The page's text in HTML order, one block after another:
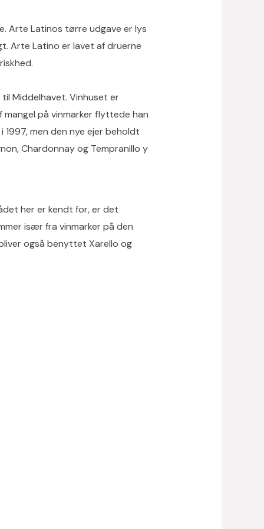
Arte Latinos tørre udgave er lys
Arte Latino er lavet af druerne
Middelhavet. Vinhuset er
mangel på vinmarker flyttede han
men den nye ejer beholdt
Chardonnay og Tempranillo y
her er kendt for, er det
især fra vinmarker på den
også benyttet Xarello og